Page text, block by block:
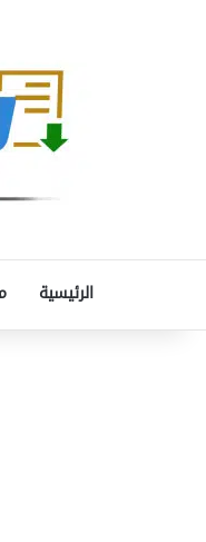
الرئيسية